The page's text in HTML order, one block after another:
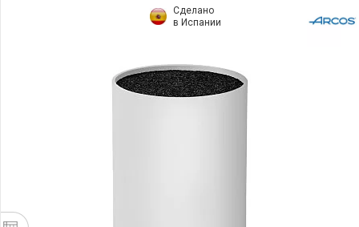
Сделано
в Испании